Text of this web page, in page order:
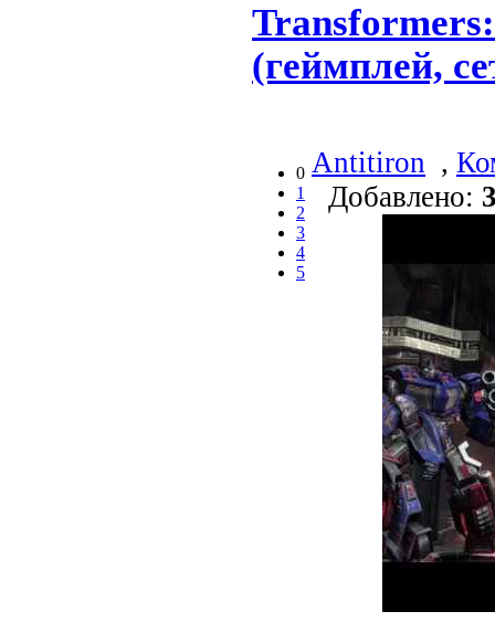
(геймплей,
0
1
2
3
4
5
Antitiron ,
Добавлено: